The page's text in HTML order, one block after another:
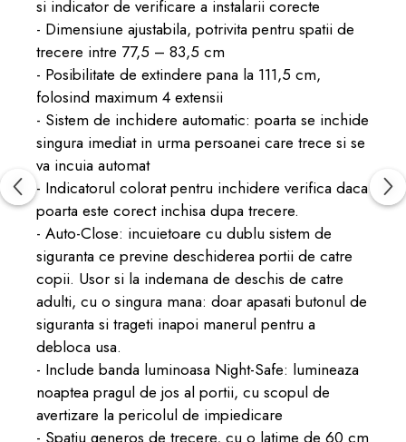
si indicator de verificare a instalarii corecte
- Dimensiune ajustabila, potrivita pentru spatii de
trecere intre 77,5 – 83,5 cm
- Posibilitate de extindere pana la 111,5 cm,
folosind maximum 4 extensii
- Sistem de inchidere automatic: poarta se inchide
singura imediat in urma persoanei care trece si se
va incuia automat
- Indicatorul colorat pentru inchidere verifica daca
poarta este corect inchisa dupa trecere.
- Auto-Close: incuietoare cu dublu sistem de
siguranta ce previne deschiderea portii de catre
copii. Usor si la indemana de deschis de catre
adulti, cu o singura mana: doar apasati butonul de
siguranta si trageti inapoi manerul pentru a
debloca usa.
- Include banda luminoasa Night-Safe: lumineaza
noaptea pragul de jos al portii, cu scopul de
avertizare la pericolul de impiedicare